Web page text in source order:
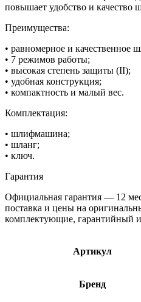
повышает удобство и качество
Преимущества:
• равномерное и качественное
• 7 режимов работы;
• высокая степень защиты (II);
• удобная конструкция;
• компактность и малый вес.
Комплектация:
• шлифмашина;
• шланг;
• ключ.
Гарантия
Официальная гарантия — 12
поставка и цены на
комплектующие, гарантийный
Артикул
Бренд